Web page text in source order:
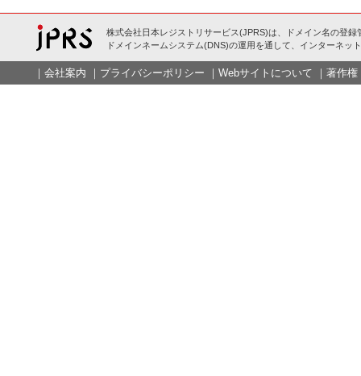
株式会社日本レジストリサービス(JPRS)は、ドメイン名の登録
ドメインネームシステム(DNS)の運用を通して、インターネッ
｜ 会社案内 ｜ プライバシーポリシー ｜ Webサイトについて ｜ 著作権